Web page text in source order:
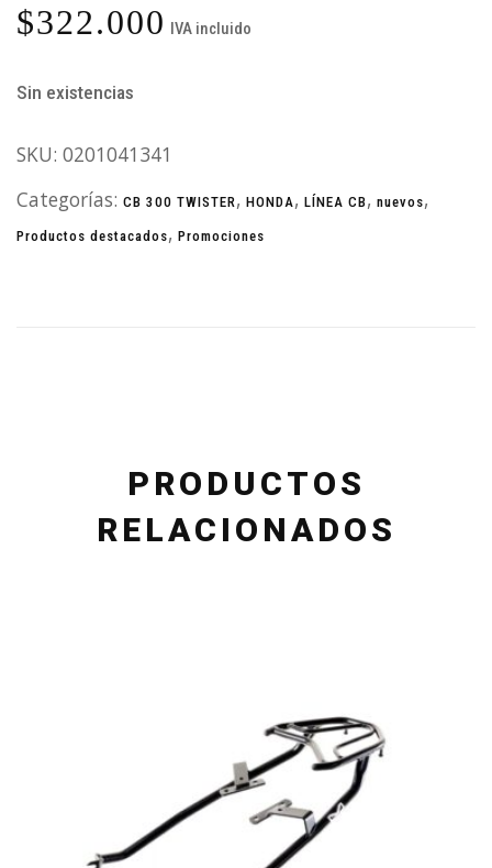
$322.000 IVA incluido
Sin existencias
SKU: 0201041341
Categorías: CB 300 TWISTER, HONDA, LÍNEA CB, nuevos,
Productos destacados, Promociones
PRODUCTOS
RELACIONADOS